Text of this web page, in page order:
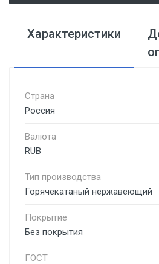
Характеристики
Страна
Россия
Валюта
RUB
Тип производства
Горячекатаный нержавеющий
Покрытие
Без покрытия
ГОСТ